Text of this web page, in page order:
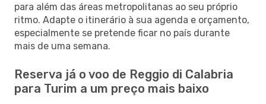
para além das áreas metropolitanas ao seu próprio
ritmo. Adapte o itinerário à sua agenda e orçamento,
especialmente se pretende ficar no país durante
mais de uma semana.
Reserva já o voo de Reggio di Calabria
para Turim a um preço mais baixo